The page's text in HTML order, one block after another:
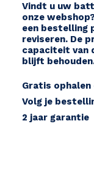
Vindt u uw
onze
een bestelling
reviseren. De
capaciteit van
blijft
Gratis ophalen
Volg je
2 jaar garantie